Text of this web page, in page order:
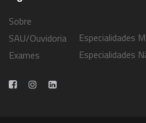
Sobre
SAU/Ouvidoria
Exames
Especialidades
Especialidades